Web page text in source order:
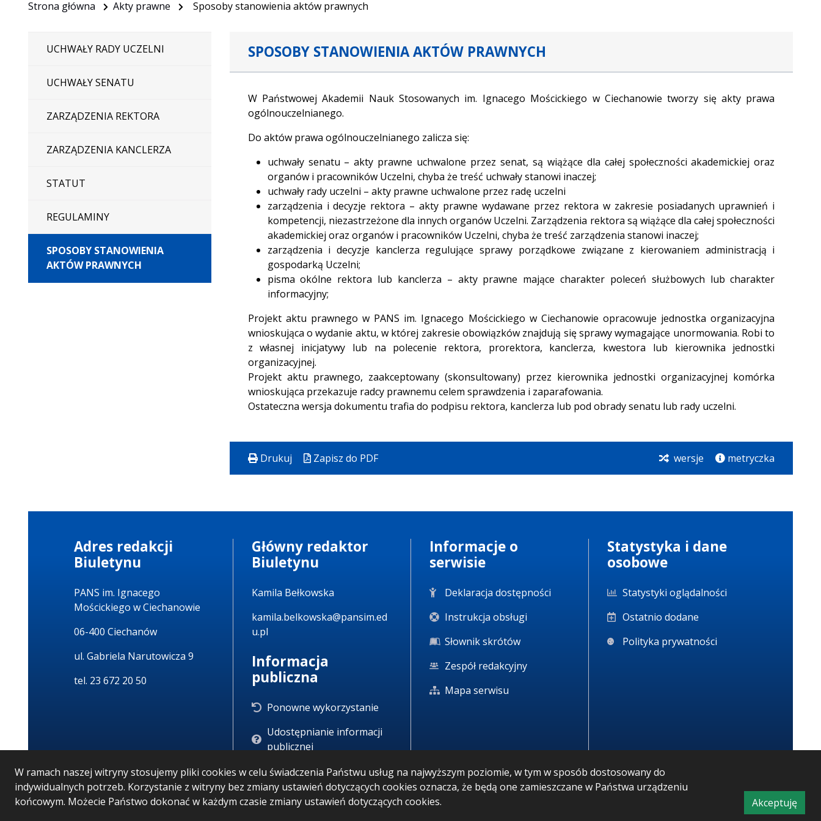
W ramach naszej witryny stosujemy pliki cookies w celu świadczenia Państwu usług na najwyższym poziomie, w tym w sposób dostosowany do
indywidualnych potrzeb. Korzystanie z witryny bez zmiany ustawień dotyczących cookies oznacza, że będą one zamieszczane w Państwa urządzeniu
końcowym. Możecie Państwo dokonać w każdym czasie zmiany ustawień dotyczących cookies.
Akceptuję
Strona główna Akty prawne Sposoby stanowienia aktów prawnych
UCHWAŁY RADY UCZELNI
UCHWAŁY SENATU
ZARZĄDZENIA REKTORA
ZARZĄDZENIA KANCLERZA
STATUT
REGULAMINY
SPOSOBY STANOWIENIA
AKTÓW PRAWNYCH
SPOSOBY STANOWIENIA AKTÓW PRAWNYCH
W Państwowej Akademii Nauk Stosowanych im. Ignacego Mościckiego w Ciechanowie tworzy się akty prawa
ogólnouczelnianego.
Do aktów prawa ogólnouczelnianego zalicza się:
uchwały senatu – akty prawne uchwalone przez senat, są wiążące dla całej społeczności akademickiej oraz
organów i pracowników Uczelni, chyba że treść uchwały stanowi inaczej;
uchwały rady uczelni – akty prawne uchwalone przez radę uczelni
zarządzenia i decyzje rektora – akty prawne wydawane przez rektora w zakresie posiadanych uprawnień i
kompetencji, niezastrzeżone dla innych organów Uczelni. Zarządzenia rektora są wiążące dla całej społeczności
akademickiej oraz organów i pracowników Uczelni, chyba że treść zarządzenia stanowi inaczej;
zarządzenia i decyzje kanclerza regulujące sprawy porządkowe związane z kierowaniem administracją i
gospodarką Uczelni;
pisma okólne rektora lub kanclerza – akty prawne mające charakter poleceń służbowych lub charakter
informacyjny;
Projekt aktu prawnego w PANS im. Ignacego Mościckiego w Ciechanowie opracowuje jednostka organizacyjna
wnioskująca o wydanie aktu, w której zakresie obowiązków znajdują się sprawy wymagające unormowania. Robi to
z własnej inicjatywy lub na polecenie rektora, prorektora, kanclerza, kwestora lub kierownika jednostki
organizacyjnej.
Projekt aktu prawnego, zaakceptowany (skonsultowany) przez kierownika jednostki organizacyjnej komórka
wnioskująca przekazuje radcy prawnemu celem sprawdzenia i zaparafowania.
Ostateczna wersja dokumentu trafia do podpisu rektora, kanclerza lub pod obrady senatu lub rady uczelni.
Drukuj Zapisz do PDF wersje metryczka
Adres redakcji
Biuletynu
PANS im. Ignacego
Mościckiego w Ciechanowie
06-400 Ciechanów
ul. Gabriela Narutowicza 9
tel. 23 672 20 50
Główny redaktor
Biuletynu
Kamila Bełkowska
kamila.belkowska@pansim.ed
u.pl
Informacja
publiczna
Ponowne wykorzystanie
Udostępnianie informacji
publicznej
Informacje o
serwisie
Deklaracja dostępności
Instrukcja obsługi
Słownik skrótów
Zespół redakcyjny
Mapa serwisu
Statystyka i dane
osobowe
Statystyki oglądalności
Ostatnio dodane
Polityka prywatności
Wersja systemu: 5.7.0 [53] Ostatnia aktualizacja BIP: 05.08.2026 09:35 CMS i hosting: Logonet Sp. z o.o. w Bydgoszczy